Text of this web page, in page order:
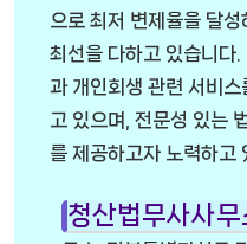
으로 최저 변제율을 달성
최선을 다하고 있습니다.
과 개인회생 관련 서비스
고 있으며, 전문성 있는
를 제공하고자 노력하고
청산법무사사무